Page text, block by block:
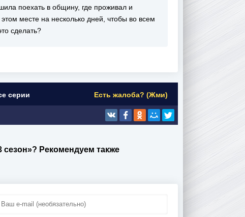
поехать в общину, где проживал и
месте на несколько дней, чтобы во всем
сделать?
серии Есть жалоба? (Жми)
сезон»? Рекомендуем также